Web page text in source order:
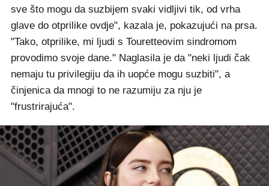
sve što mogu da suzbijem svaki vidljivi tik, od vrha
glave do otprilike ovdje", kazala je, pokazujući na prsa.
"Tako, otprilike, mi ljudi s Touretteovim sindromom
provodimo svoje dane." Naglasila je da "neki ljudi čak
nemaju tu privilegiju da ih uopće mogu suzbiti", a
činjenica da mnogi to ne razumiju za nju je
"frustrirajuća".